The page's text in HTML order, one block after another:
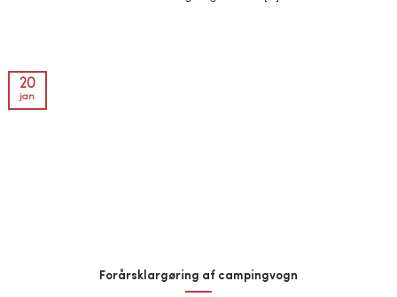
Forårsklargøring af campingvogn
20
jan